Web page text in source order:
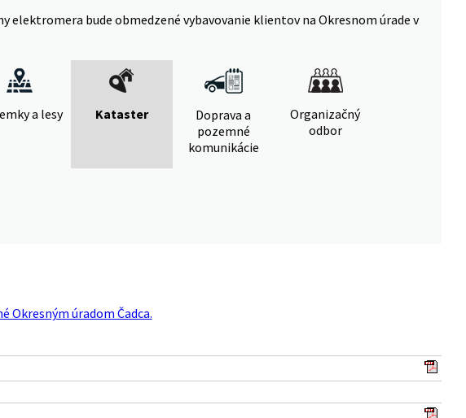
elektromera bude obmedzené vybavovanie klientov na Okresnom úrade v
a lesy Kataster
Doprava a
pozemné
komunikácie
Organizačný
odbor
Okresným úradom Čadca.